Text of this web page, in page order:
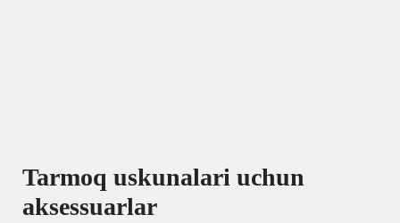
Tarmoq uskunalari uchun
aksessuarlar